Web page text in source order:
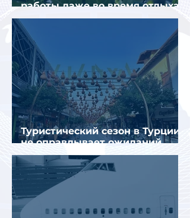
работы даже во время отдыха
в Турции
Туристический сезон в Турции
не оправдывает ожиданий
отрасли